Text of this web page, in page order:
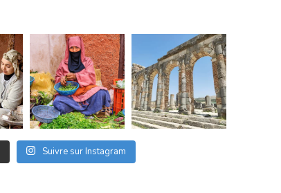
Suivre sur Instagram